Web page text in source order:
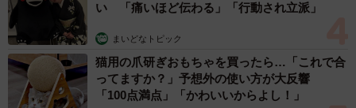
い 「痛いほど伝わる」「行動され立派」
まいどなトピック
猫用の爪研ぎおもちゃを買ったら…「これで合
ってますか？」予想外の使い方が大反響
「100点満点」「かわいいからよし！」